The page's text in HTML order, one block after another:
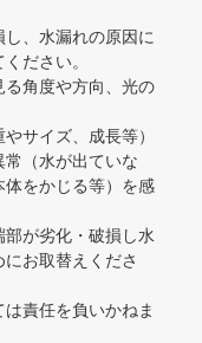
し、水漏れの原因に
ださい。
る角度や方向、光の
サイズ、成長等）
（水が出ていな
をかじる等）を感
部が劣化・破損し水
お取替えくださ
責任を負いかねま